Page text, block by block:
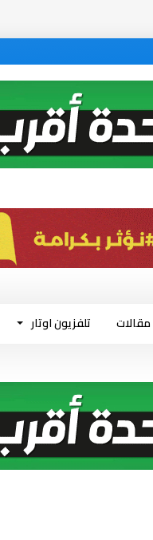
مقالات تلفزيون اوتار